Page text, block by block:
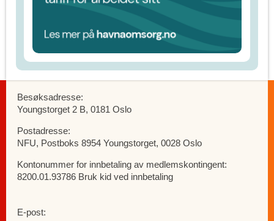
Besøksadresse:
Youngstorget 2 B, 0181 Oslo
Postadresse:
NFU, Postboks 8954 Youngstorget, 0028 Oslo
Kontonummer for innbetaling av medlemskontingent:
8200.01.93786 Bruk kid ved innbetaling
E-post: